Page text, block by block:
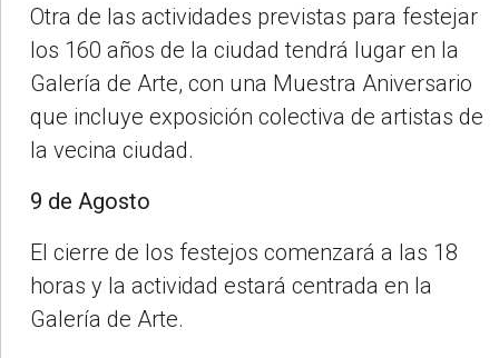
Otra de las actividades previstas para festejar
los 160 años de la ciudad tendrá lugar en la
Galería de Arte, con una Muestra Aniversario
que incluye exposición colectiva de artistas de
la vecina ciudad.
9 de Agosto
El cierre de los festejos comenzará a las 18
horas y la actividad estará centrada en la
Galería de Arte.